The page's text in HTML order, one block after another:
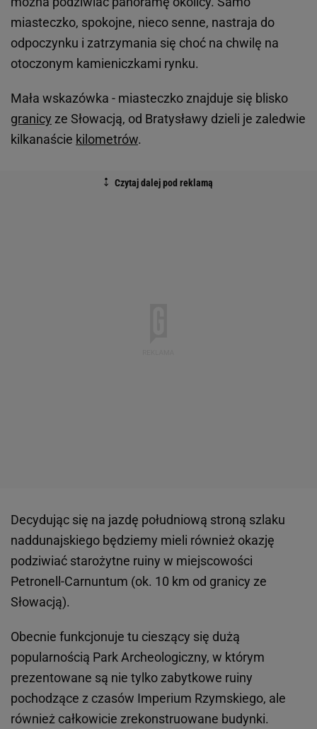
miasteczko, spokojne, nieco senne, nastraja do
odpoczynku i zatrzymania się choć na chwilę na
otoczonym kamieniczkami rynku.
Mała wskazówka - miasteczko znajduje się blisko
granicy ze Słowacją, od Bratysławy dzieli je zaledwie
kilkanaście kilometrów.
Decydując się na jazdę południową stroną szlaku
naddunajskiego będziemy mieli również okazję
podziwiać starożytne ruiny w miejscowości
Petronell-Carnuntum (ok. 10 km od granicy ze
Słowacją).
Obecnie funkcjonuje tu cieszący się dużą
popularnością Park Archeologiczny, w którym
prezentowane są nie tylko zabytkowe ruiny
pochodzące z czasów Imperium Rzymskiego, ale
również całkowicie zrekonstruowane budynki.